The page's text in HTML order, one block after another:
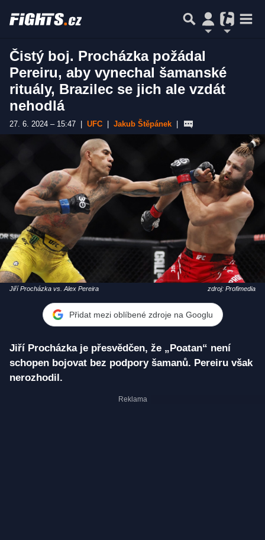
Čistý boj. Procházka požádal
Pereiru, aby vynechal šamanské
rituály, Brazilec se jich ale vzdát
nehodlá
27. 6. 2024 – 15:47 UFC Jakub Štěpánek
Jiří Procházka vs. Alex Pereira zdroj: Profimedia
Přidat mezi oblíbené zdroje na Googlu
Jiří Procházka je přesvědčen, že „Poatan“ není
schopen bojovat bez podpory šamanů. Pereiru však
nerozhodil.